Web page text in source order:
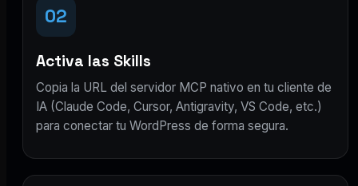
02
Activa las Skills
Copia la URL del servidor MCP nativo en tu cliente de
IA (Claude Code, Cursor, Antigravity, VS Code, etc.)
para conectar tu WordPress de forma segura.